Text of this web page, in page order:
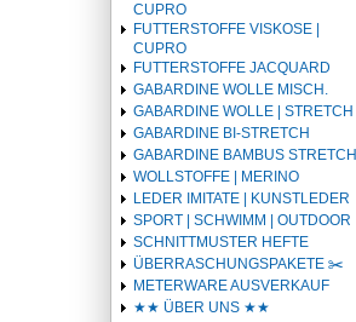
CUPRO
FUTTERSTOFFE VISKOSE |
CUPRO
FUTTERSTOFFE JACQUARD
GABARDINE WOLLE MISCH.
GABARDINE WOLLE | STRETCH
GABARDINE BI-STRETCH
GABARDINE BAMBUS STRETCH
WOLLSTOFFE | MERINO
LEDER IMITATE | KUNSTLEDER
SPORT | SCHWIMM | OUTDOOR
SCHNITTMUSTER HEFTE
ÜBERRASCHUNGSPAKETE ✂️️
METERWARE AUSVERKAUF
★★ ÜBER UNS ★★